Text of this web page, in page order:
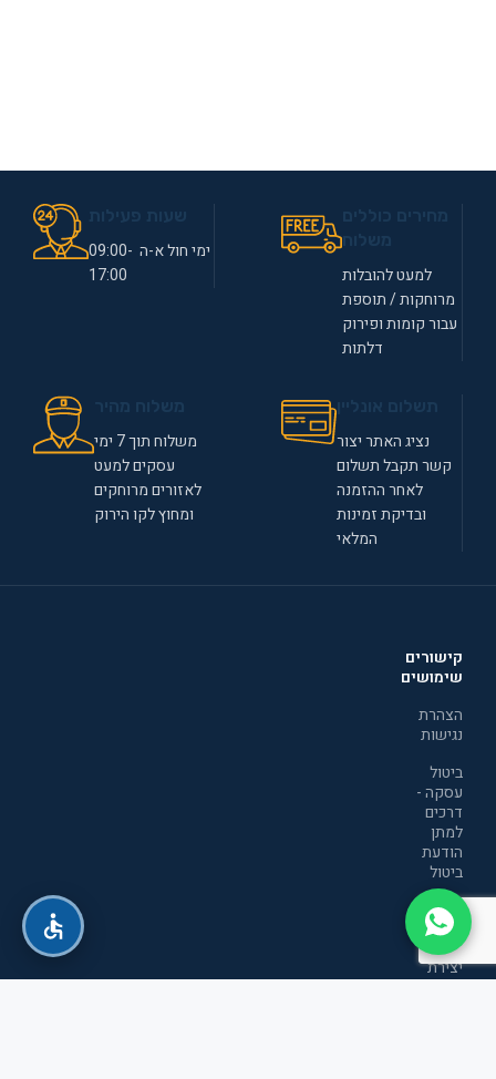
למעט להובלות
מרוחקות / תוספת
עבור קומות ופירוק
דלתות
ימי חול א-ה 09:00-
17:00
נציג האתר יצור
קשר תקבל תשלום
לאחר ההזמנה
ובדיקת זמינות
המלאי
משלוח תוך 7 ימי
עסקים למעט
לאזורים מרוחקים
ומחוץ לקו הירוק
קישורים
שימושים
הצהרת
נגישות
ביטול
עסקה -
דרכים
למתן
הודעת
ביטול
מדיניות
הפרטיות
יצירת